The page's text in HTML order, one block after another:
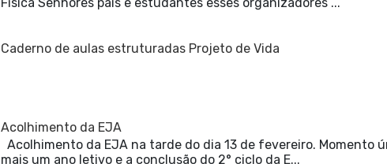
Caderno de aulas estruturadas Projeto de Vida
Acolhimento da EJA
Acolhimento da EJA na tarde do dia 13 de fevereiro. Momento
mais um ano letivo e a conclusão do 2° ciclo da E...